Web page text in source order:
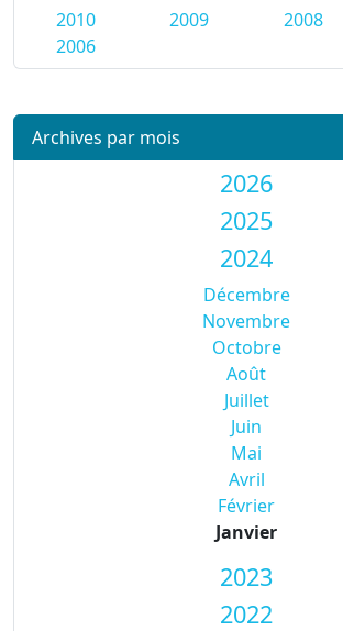
2010
2009 2008
2006
Archives par mois
2026
2025
2024
Décembre
Novembre
Octobre
Août
Juillet
Juin
Mai
Avril
Février
Janvier
2023
2022